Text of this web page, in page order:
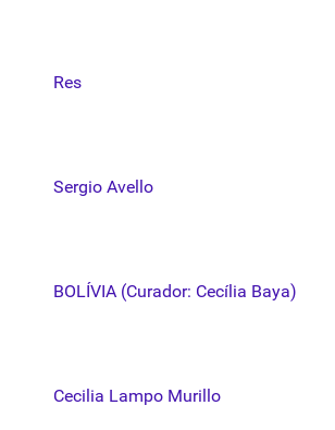
Res
Sergio Avello
BOLÍVIA (Curador: Cecília Baya)
Cecilia Lampo Murillo